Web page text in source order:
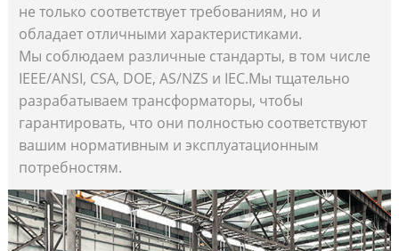
не только соответствует требованиям, но и
обладает отличными характеристиками.
Мы соблюдаем различные стандарты, в том числе
IEEE/ANSI, CSA, DOE, AS/NZS и IEC.Мы тщательно
разрабатываем трансформаторы, чтобы
гарантировать, что они полностью соответствуют
вашим нормативным и эксплуатационным
потребностям.